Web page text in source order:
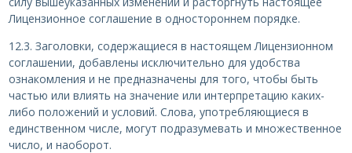
Лицензионное соглашение в одностороннем порядке.
12.3. Заголовки, содержащиеся в настоящем Лицензионном
соглашении, добавлены исключительно для удобства
ознакомления и не предназначены для того, чтобы быть
частью или влиять на значение или интерпретацию каких-
либо положений и условий. Слова, употребляющиеся в
единственном числе, могут подразумевать и множественное
число, и наоборот.